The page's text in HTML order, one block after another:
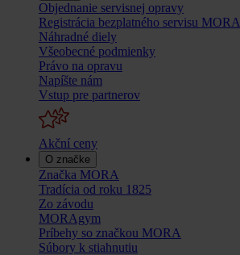
Objednanie servisnej opravy
Registrácia bezplatného servisu MORA
Náhradné diely
Všeobecné podmienky
Právo na opravu
Napíšte nám
Vstup pre partnerov
Akční ceny
O značke
Značka MORA
Tradícia od roku 1825
Zo závodu
MORAgym
Príbehy so značkou MORA
Súbory k stiahnutiu